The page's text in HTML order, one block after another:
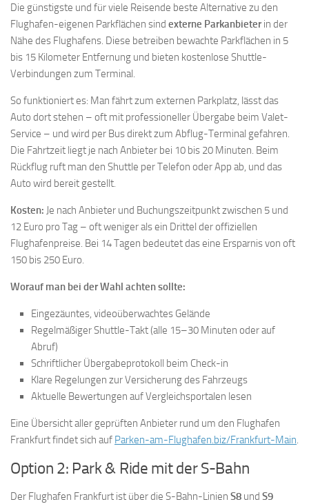
Die günstigste und für viele Reisende beste Alternative zu den
Flughafen-eigenen Parkflächen sind externe Parkanbieterin der
Nähe des Flughafens. Diese betreiben bewachte Parkflächen in 5
bis 15 Kilometer Entfernung und bieten kostenlose Shuttle-
Verbindungen zum Terminal.
So funktioniert es: Man fährt zum externen Parkplatz, lässt das
Auto dort stehen – oft mit professioneller Übergabe beim Valet-
Service – und wird per Bus direkt zum Abflug-Terminal gefahren.
Die Fahrtzeit liegt je nach Anbieter bei 10 bis 20 Minuten. Beim
Rückflug ruft man den Shuttle per Telefon oder App ab, und das
Auto wird bereit gestellt.
Kosten: Je nach Anbieter und Buchungszeitpunkt zwischen 5 und
12 Euro pro Tag – oft weniger als ein Drittel der offiziellen
Flughafenpreise. Bei 14 Tagen bedeutet das eine Ersparnis von oft
150 bis 250 Euro.
Worauf man bei der Wahl achten sollte:
Eingezäuntes, videoüberwachtes Gelände
Regelmäßiger Shuttle-Takt (alle 15–30 Minuten oder auf
Abruf)
Schriftlicher Übergabeprotokoll beim Check-in
Klare Regelungen zur Versicherung des Fahrzeugs
Aktuelle Bewertungen auf Vergleichsportalen lesen
Eine Übersicht aller geprüften Anbieter rund um den Flughafen
Frankfurt findet sich auf Parken-am-Flughafen.biz/Frankfurt-Main.
Option 2: Park & Ride mit der S-Bahn
Der Flughafen Frankfurt ist über die S-Bahn-Linien S8 und S9